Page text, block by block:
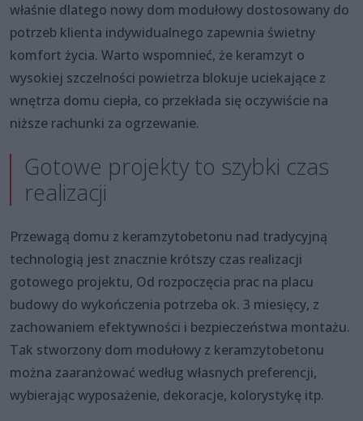
właśnie dlatego nowy dom modułowy dostosowany do
potrzeb klienta indywidualnego zapewnia świetny
komfort życia. Warto wspomnieć, że keramzyt o
wysokiej szczelności powietrza blokuje uciekające z
wnętrza domu ciepła, co przekłada się oczywiście na
niższe rachunki za ogrzewanie.
Gotowe projekty to szybki czas
realizacji
Przewagą domu z keramzytobetonu nad tradycyjną
technologią jest znacznie krótszy czas realizacji
gotowego projektu, Od rozpoczęcia prac na placu
budowy do wykończenia potrzeba ok. 3 miesięcy, z
zachowaniem efektywności i bezpieczeństwa montażu.
Tak stworzony dom modułowy z keramzytobetonu
można zaaranżować według własnych preferencji,
wybierając wyposażenie, dekoracje, kolorystykę itp.